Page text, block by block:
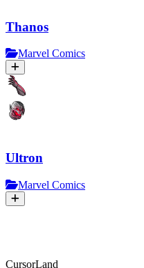
Thanos
Marvel Comics
Ultron
Marvel Comics
CursorLand